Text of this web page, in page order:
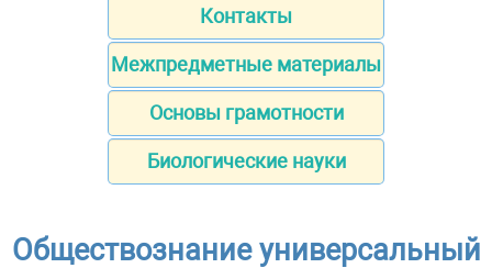
Контакты
Межпредметные материалы
Основы грамотности
Биологические науки
Обществознание универсальный